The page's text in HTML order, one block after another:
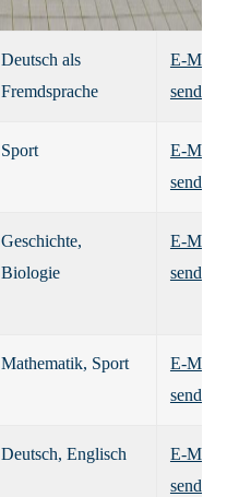
Deutsch als
Fremdsprache
E-Mail
senden
Sport
E-Mail
senden
Geschichte,
Biologie
E-Mail
senden
Mathematik, Sport
E-Mail
senden
Deutsch, Englisch
E-Mail
senden